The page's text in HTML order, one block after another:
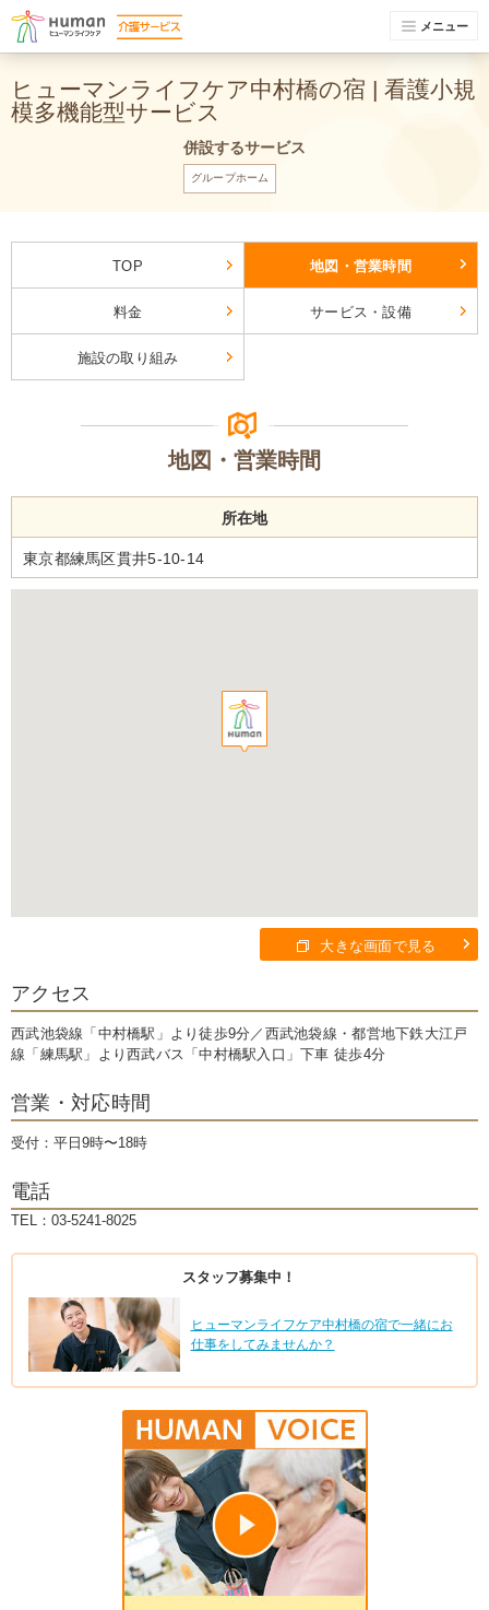
メニュー
ヒューマンライフケア中村橋の宿 | 看護小規
模多機能型サービス
併設するサービス
グループホーム
TOP 地図・営業時間
料金 サービス・設備
施設の取り組み
地図・営業時間
所在地
東京都練馬区貫井5-10-14
大きな画面で見る
アクセス
西武池袋線「中村橋駅」より徒歩9分／西武池袋線・都営地下鉄大江戸
線「練馬駅」より西武バス「中村橋駅入口」下車 徒歩4分
営業・対応時間
受付：平日9時〜18時
電話
TEL：03-5241-8025
スタッフ募集中！
ヒューマンライフケア中村橋の宿で一緒にお
仕事をしてみませんか？